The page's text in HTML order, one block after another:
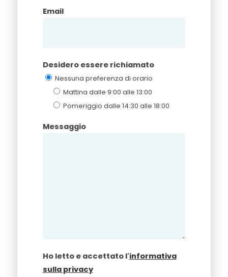
Email
Desidero essere richiamato
Nessuna preferenza di orario
Mattina dalle 9:00 alle 13:00
Pomeriggio dalle 14:30 alle 18:00
Messaggio
Ho letto e accettato l'informativa
sulla privacy